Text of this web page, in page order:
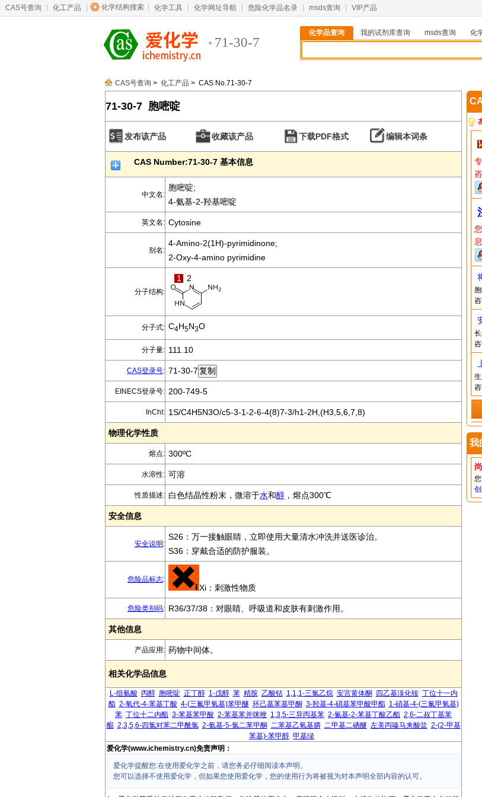
CAS号查询 化工产品 化学结构搜索 化学工具 化学网址导航 危险化学品名录 msds查询 VIP产品
71-30-7
化学品查询 我的试剂库查询 msds查询
化
CAS号查询 > 化工产品 > CAS No.71-30-7
71-30-7 胞嘧啶
发布该产品 收藏该产品 下载PDF格式 编辑本词条
CAS Number:71-30-7 基本信息
中文名:
胞嘧啶;
4-氨基-2-羟基嘧啶
英文名: Cytosine
别名:
4-Amino-2(1H)-pyrimidinone;
2-Oxy-4-amino pyrimidine
分子结构:
1 2
分子式: C4H5N3O
分子量: 111.10
CAS登录号: 71-30-7
EINECS登录号: 200-749-5
InChI: 1S/C4H5N3O/c5-3-1-2-6-4(8)7-3/h1-2H,(H3,5,6,7,8)
物理化学性质
熔点: 300ºC
水溶性: 可溶
性质描述: 白色结晶性粉末，微溶于水和醇 ，熔点300℃
安全信息
安全说明 :
S26：万一接触眼睛，立即使用大量清水冲洗并送医诊治。
S36：穿戴合适的防护服装。
危险品标志:
Xi：刺激性物质
危险类别码: R36/37/38：对眼睛、呼吸道和皮肤有刺激作用。
其他信息
产品应用: 药物中间体。
相关化学品信息
L-组氨酸 丙醇 胞嘧啶 正丁醇 1-戊醇 苯 精胺 乙酸钴 1,1,1-三氯乙烷 安宫黄体酮 四乙基溴化铵 丁位十一内
酯 2-氧代-4-苯基丁酸 4-(三氟甲氧基)苯甲醚 环己基苯基甲酮 3-羟基-4-硝基苯甲酸甲酯 1-硝基-4-(三氟甲氧基)
苯 丁位十二内酯 3-苯基苯甲酸 2-苯基苯并咪唑 1,3,5-三异丙基苯 2-氰基-2-苯基丁酸乙酯 2,6-二叔丁基苯
醌 2,3,5,6-四氯对苯二甲酰氯 2-氨基-5-氯二苯甲酮 二苯基乙氧基膦 二甲基二硒醚 左美丙嗪马来酸盐 2-(2-甲基
苯基)-苯甲醇 甲基绿
爱化学(www.ichemistry.cn)免责声明：
爱化学提醒您:在使用爱化学之前，请您务必仔细阅读本声明。
您可以选择不使用爱化学，但如果您使用爱化学，您的使用行为将被视为对本声明全部内容的认可。
息
我